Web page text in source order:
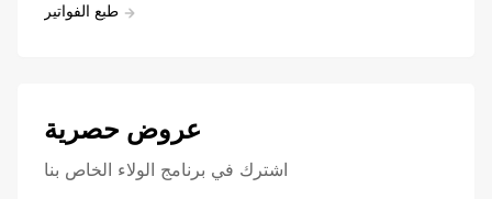
طبع الفواتير
عروض حصرية
اشترك في برنامج الولاء الخاص بنا